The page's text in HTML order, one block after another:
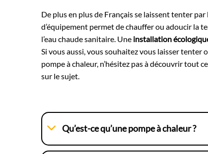
De plus en plus de Français se laissent tenter
d’équipement permet de chauffer ou adoucir la
l’eau chaude sanitaire. Une installation
Si vous aussi, vous souhaitez vous laisser tenter
pompe à chaleur, n’hésitez pas à découvrir tout
sur le sujet.
Qu’est-ce qu’une pompe à chaleur ?